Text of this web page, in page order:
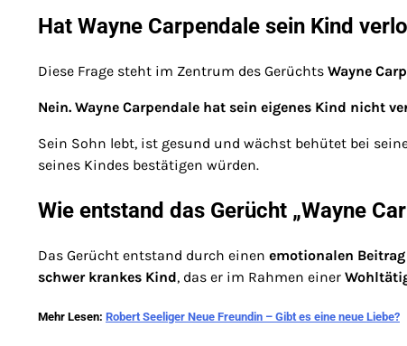
Hat Wayne Carpendale sein Kind
Diese Frage steht im Zentrum des Gerüchts Wayne
Nein. Wayne Carpendale hat sein eigenes Kind nicht
Sein Sohn lebt, ist gesund und wächst behütet bei
seines Kindes bestätigen würden.
Wie entstand das Gerücht „Wayne
Das Gerücht entstand durch einen emotionalen
schwer krankes Kind, das er im Rahmen einer
Mehr Lesen: Robert Seeliger Neue Freundin – Gibt es eine neue Liebe?